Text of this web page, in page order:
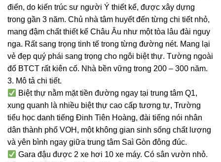
điển, do kiến trúc sư người Ý thiết kế, được xây dựng
trong gần 3 năm. Chủ nhà tâm huyết đến từng chi tiết nhỏ,
mang đậm chất thiết kế Châu Âu như một tòa lâu đài nguy
nga. Rất sang trọng tinh tế trong từng đường nét. Mang lại
vẻ đẹp quý phái sang trọng cho ngôi biệt thự. Tường ngoài
đổ BTCT rất kiên cố. Nhà bền vững trong 200 – 300 năm.
3. Mô tả chi tiết.
Biệt thự nằm mặt tiền đường ngay tại trung tâm Q1,
xung quanh là nhiều biệt thự cao cấp tương tự, Trường
tiểu học danh tiếng Đinh Tiên Hoàng, đài tiếng nói nhân
dân thành phố VOH, một không gian sinh sống chất lượng
và yên bình ngay giữa trung tâm Saì Gòn đông đúc.
Gara đậu được 2 xe hơi 10 xe máy. Có sân vườn nhỏ.